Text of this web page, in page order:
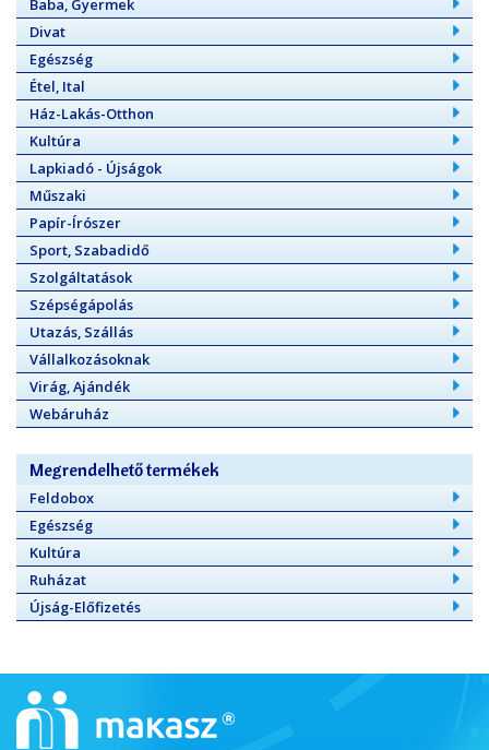
Divat
Egészség
Étel, Ital
Ház-Lakás-Otthon
Kultúra
Lapkiadó - Újságok
Műszaki
Papír-Írószer
Sport, Szabadidő
Szolgáltatások
Szépségápolás
Utazás, Szállás
Vállalkozásoknak
Virág, Ajándék
Webáruház
Megrendelhető termékek
Feldobox
Egészség
Kultúra
Ruházat
Újság-Előfizetés